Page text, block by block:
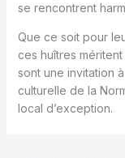
se rencontrent
Que ce soit pour
ces huîtres
sont une invitation
culturelle de la
local d’exception.